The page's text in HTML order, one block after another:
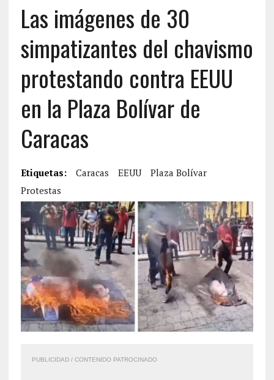
Las imágenes de 30
simpatizantes del chavismo
protestando contra EEUU
en la Plaza Bolívar de
Caracas
Etiquetas: Caracas EEUU
Plaza Bolívar
Protestas
PUBLICIDAD / CONTENIDO PATROCINADO